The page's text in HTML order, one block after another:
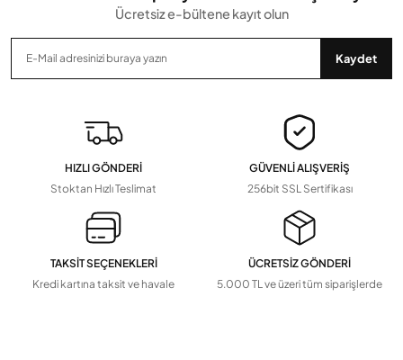
Ölçüm Ve Test Cihazları
Zayıf Akım Ve Kumanda Kabloları
Anten Kabloları
Zaman Saatleri, Radar Sensör, Dedektörler
Tv Askı Aparatları
Devamını Gör ▼
Tavan Tipi Avizeler
Ücretsiz e-bültene kayıt olun
Kaydet
HIZLI GÖNDERİ
Stoktan Hızlı Teslimat
GÜVENLİ ALIŞVERİŞ
256bit SSL Sertifikası
TAKSİT SEÇENEKLERİ
Kredi kartına taksit ve havale
ÜCRETSİZ GÖNDERİ
5.000 TL ve üzeri tüm siparişlerde